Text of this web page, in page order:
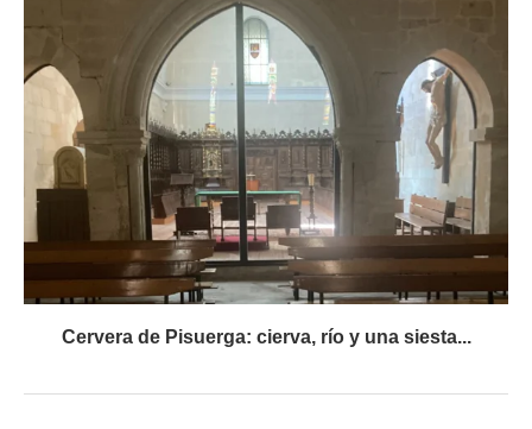
Cervera de Pisuerga: cierva, río y una siesta...